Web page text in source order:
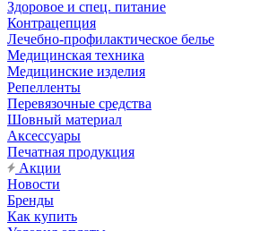
Здоровое и спец. питание
Контрацепция
Лечебно-профилактическое белье
Медицинская техника
Медицинские изделия
Репелленты
Перевязочные средства
Шовный материал
Аксессуары
Печатная продукция
Акции
Новости
Бренды
Как купить